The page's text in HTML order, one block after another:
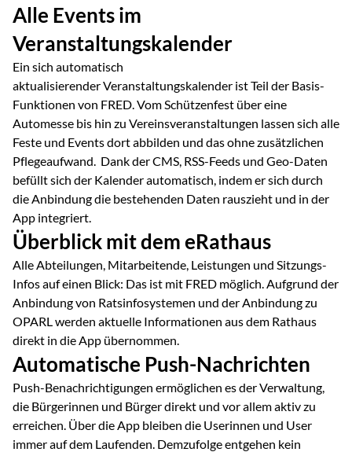
Alle Events im
Veranstaltungskalender
Ein sich automatisch
aktualisierender Veranstaltungskalender ist Teil der Basis-
Funktionen von FRED. Vom Schützenfest über eine
Automesse bis hin zu Vereinsveranstaltungen lassen sich alle
Feste und Events dort abbilden und das ohne zusätzlichen
Pflegeaufwand. Dank der CMS, RSS-Feeds und Geo-Daten
befüllt sich der Kalender automatisch, indem er sich durch
die Anbindung die bestehenden Daten rauszieht und in der
App integriert.
Überblick mit dem eRathaus
Alle Abteilungen, Mitarbeitende, Leistungen und Sitzungs-
Infos auf einen Blick: Das ist mit FRED möglich. Aufgrund der
Anbindung von Ratsinfosystemen und der Anbindung zu
OPARL werden aktuelle Informationen aus dem Rathaus
direkt in die App übernommen.
Automatische Push-Nachrichten
Push-Benachrichtigungen ermöglichen es der Verwaltung,
die Bürgerinnen und Bürger direkt und vor allem aktiv zu
erreichen. Über die App bleiben die Userinnen und User
immer auf dem Laufenden. Demzufolge entgehen kein